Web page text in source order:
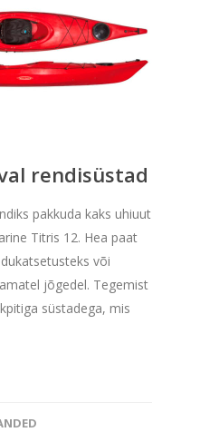
rendisüstad
pakkuda kaks uhiuut
Titris 12. Hea paat
või
jõgedel. Tegemist
süstadega, mis